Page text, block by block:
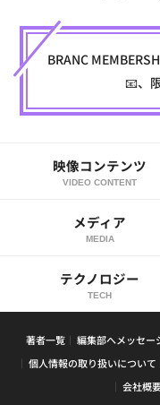
BRANC
📧、
映像コンテンツ
VIDEO CONTENT
メディア
MEDIA
テクノロジー
TECH
著者一覧 編集部へメッセー
個人情報の取り扱いについて
会社概